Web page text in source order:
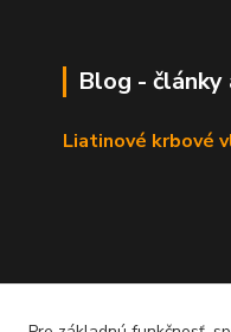
Blog - články
Liatinové krbové